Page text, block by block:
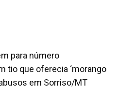
para número
tio que oferecia ‘morango
em Sorriso/MT